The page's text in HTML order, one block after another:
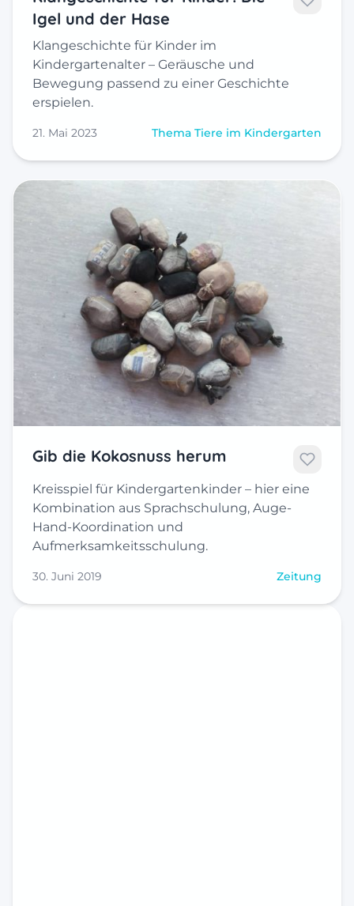
Igel und der Hase
Klangeschichte für Kinder im
Kindergartenalter – Geräusche und
Bewegung passend zu einer Geschichte
erspielen.
21. Mai 2023 Thema Tiere im Kindergarten
Gib die Kokosnuss herum
Kreisspiel für Kindergartenkinder – hier eine
Kombination aus Sprachschulung, Auge-
Hand-Koordination und
Aufmerksamkeitsschulung.
30. Juni 2019 Zeitung